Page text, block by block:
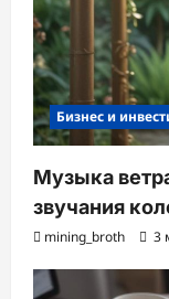
Бизнес и
Музыка
звучания
mining_broth 3